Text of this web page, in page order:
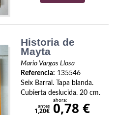
Historia de
Mayta
Mario Vargas Llosa
Referencia: 135546
Seix Barral. Tapa blanda.
Cubierta deslucida. 20 cm.
antes
1,20€
ahora:
0,78 €